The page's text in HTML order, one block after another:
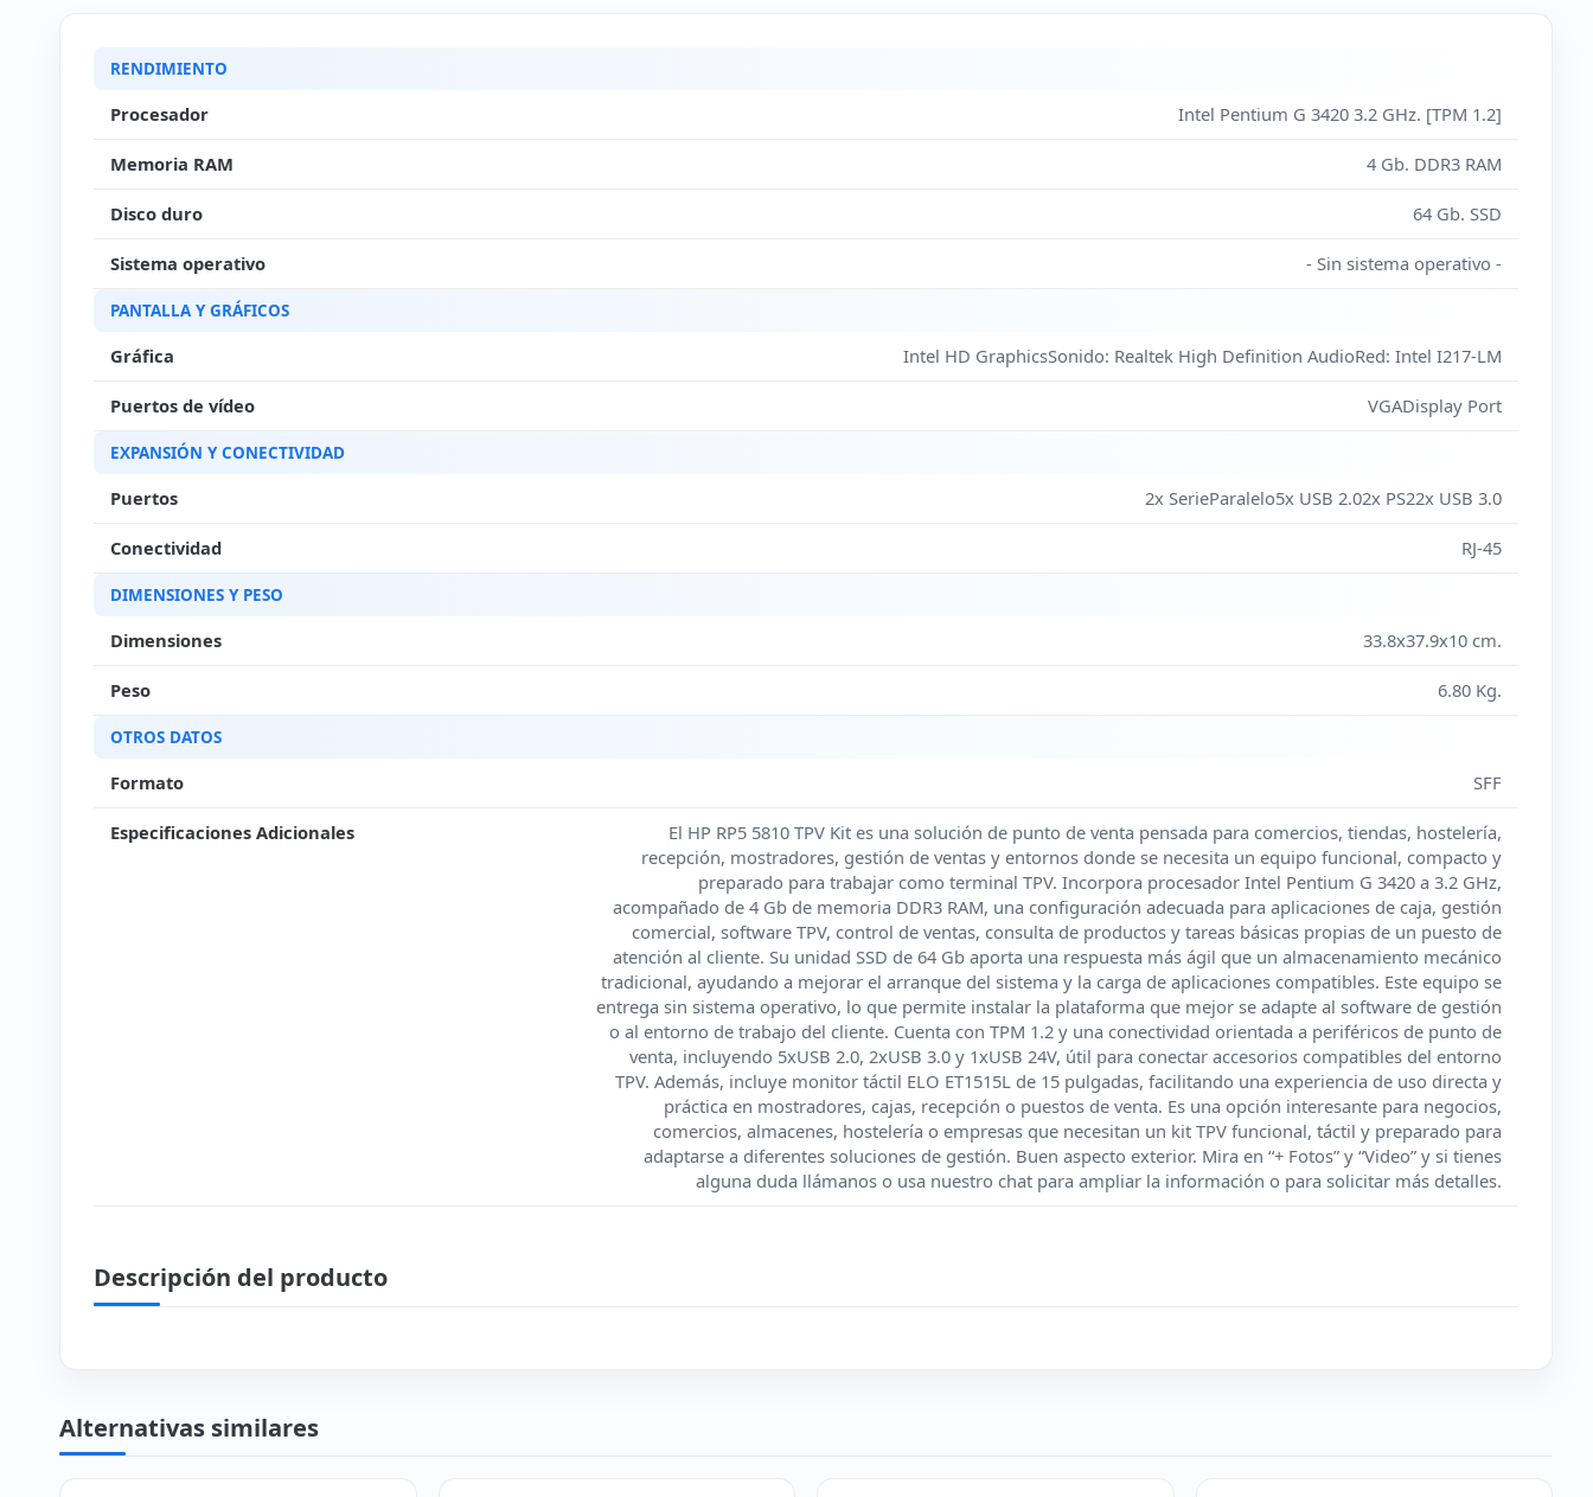
RENDIMIENTO
Procesador Intel Pentium G 3420 3.2 GHz. [TPM 1.2]
Memoria RAM 4 Gb. DDR3 RAM
Disco duro 64 Gb. SSD
Sistema operativo - Sin sistema operativo -
PANTALLA Y GRÁFICOS
Gráfica Intel HD GraphicsSonido: Realtek High Definition AudioRed: Intel I217-LM
Puertos de vídeo VGADisplay Port
EXPANSIÓN Y CONECTIVIDAD
Puertos 2x SerieParalelo5x USB 2.02x PS22x USB 3.0
Conectividad RJ-45
DIMENSIONES Y PESO
Dimensiones 33.8x37.9x10 cm.
Peso 6.80 Kg.
OTROS DATOS
Formato SFF
Especificaciones Adicionales
El HP RP5 5810 TPV Kit es una solución de punto de venta pensada para comercios, tiendas, hostelería,
recepción, mostradores, gestión de ventas y entornos donde se necesita un equipo funcional, compacto y
preparado para trabajar como terminal TPV. Incorpora procesador Intel Pentium G 3420 a 3.2 GHz,
acompañado de 4 Gb de memoria DDR3 RAM, una configuración adecuada para aplicaciones de caja, gestión
comercial, software TPV, control de ventas, consulta de productos y tareas básicas propias de un puesto de
atención al cliente. Su unidad SSD de 64 Gb aporta una respuesta más ágil que un almacenamiento mecánico
tradicional, ayudando a mejorar el arranque del sistema y la carga de aplicaciones compatibles. Este equipo se
entrega sin sistema operativo, lo que permite instalar la plataforma que mejor se adapte al software de gestión
o al entorno de trabajo del cliente. Cuenta con TPM 1.2 y una conectividad orientada a periféricos de punto de
venta, incluyendo 5xUSB 2.0, 2xUSB 3.0 y 1xUSB 24V, útil para conectar accesorios compatibles del entorno
TPV. Además, incluye monitor táctil ELO ET1515L de 15 pulgadas, facilitando una experiencia de uso directa y
práctica en mostradores, cajas, recepción o puestos de venta. Es una opción interesante para negocios,
comercios, almacenes, hostelería o empresas que necesitan un kit TPV funcional, táctil y preparado para
adaptarse a diferentes soluciones de gestión. Buen aspecto exterior. Mira en “+ Fotos” y “Video” y si tienes
alguna duda llámanos o usa nuestro chat para ampliar la información o para solicitar más detalles.
Descripción del producto
Alternativas similares